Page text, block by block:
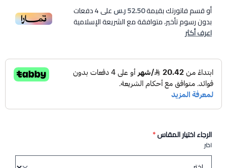
أو قسم فاتورتك بقيمة52.50 ر.س على4دفعات
بدون رسوم تأخير، متوافقة مع الشريعة الإسلامية
اعرف أكثر
الرجاء اختيار المقاس*
اختر